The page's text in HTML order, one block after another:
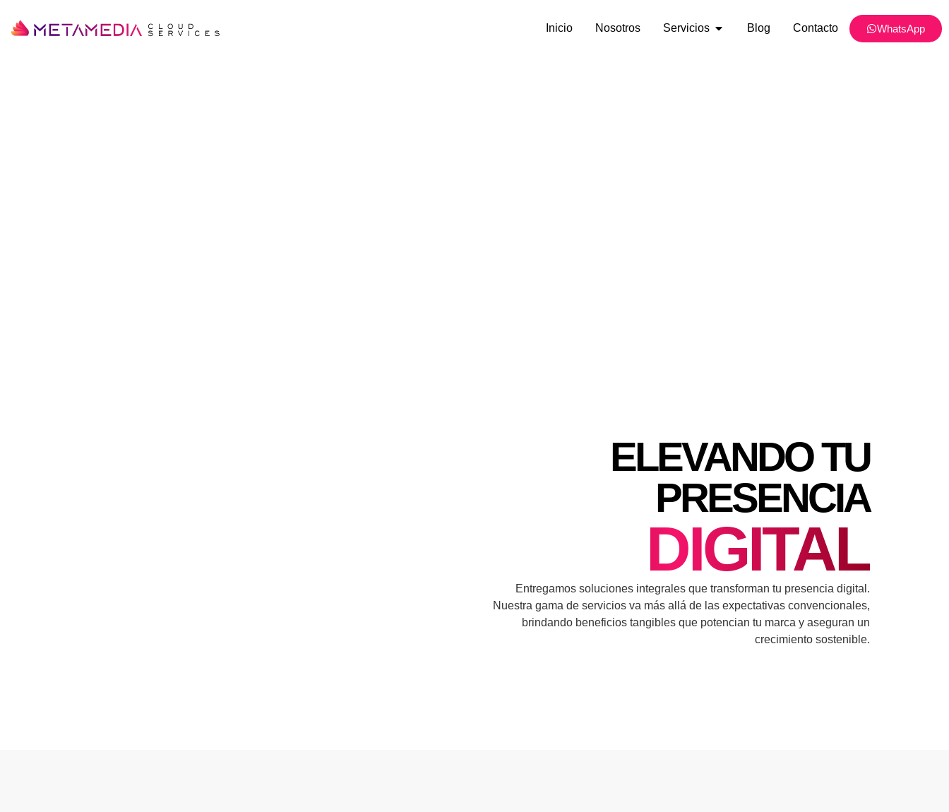
Inicio Nosotros Servicios Blog Contacto WhatsApp
ELEVANDO TU
PRESENCIA
DIGITAL
Entregamos soluciones integrales que transforman tu presencia digital.
Nuestra gama de servicios va más allá de las expectativas convencionales,
brindando beneficios tangibles que potencian tu marca y aseguran un
crecimiento sostenible.